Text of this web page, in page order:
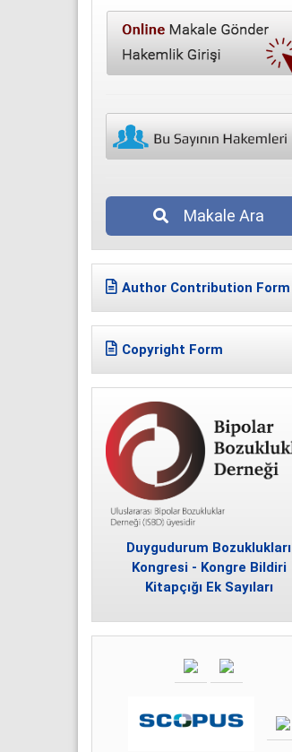
Makale Ara
Author Contribution Form
Copyright Form
Duygudurum Bozuklukları
Kongresi - Kongre Bildiri
Kitapçığı Ek Sayıları